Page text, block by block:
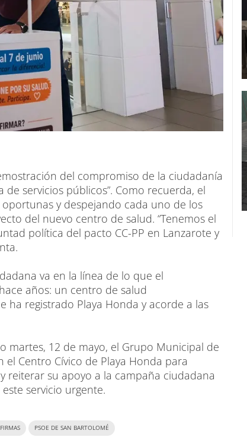
del compromiso de la ciudadanía
servicios públicos”. Como recuerda, el
y despejando cada uno de los
del nuevo centro de salud. “Tenemos el
política del pacto CC-PP en Lanzarote y
va en la línea de lo que el
años: un centro de salud
registrado Playa Honda y acorde a las
martes, 12 de mayo, el Grupo Municipal de
Centro Cívico de Playa Honda para
reiterar su apoyo a la campaña ciudadana
servicio urgente.
PSOE DE SAN BARTOLOMÉ